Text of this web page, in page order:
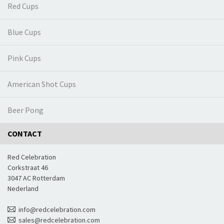
Red Cups
Blue Cups
Pink Cups
American Shot Cups
Beer Pong
CONTACT
Red Celebration
Corkstraat 46
3047 AC Rotterdam
Nederland
info@redcelebration.com
sales@redcelebration.com